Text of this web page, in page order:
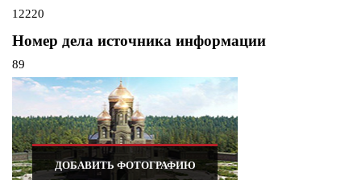
12220
Номер дела источника информации
89
ДОБАВИТЬ ФОТОГРАФИЮ